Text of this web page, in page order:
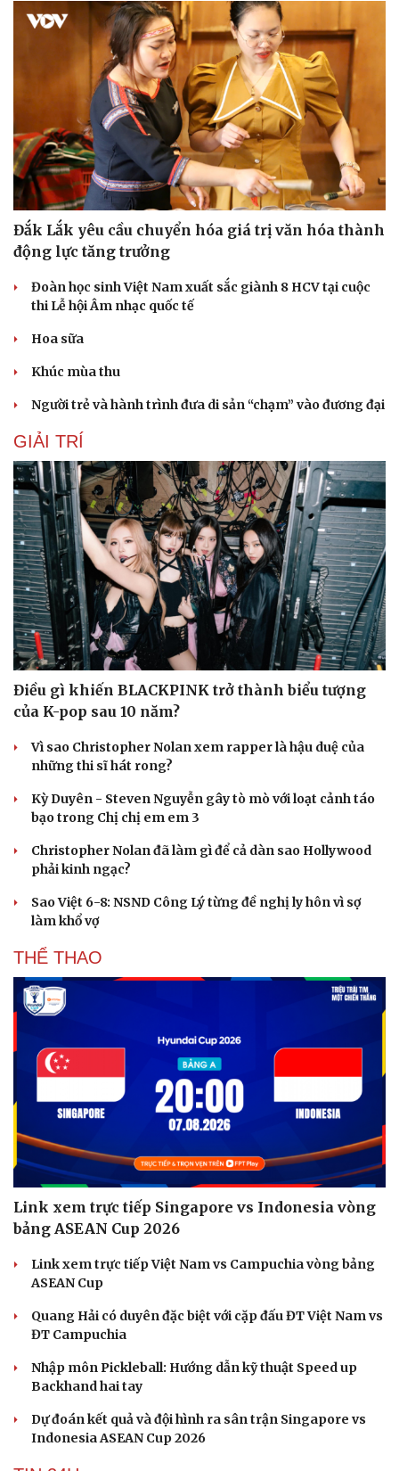
Du lịch
Tư vấn
Săn Tour
check-in
Câu chuyện thời sự
Đọc truyện đêm khuya
Kể chuyện cho bé
Đắk Lắk yêu cầu chuyển hóa giá trị văn hóa thành
động lực tăng trưởng
Đoàn học sinh Việt Nam xuất sắc giành 8 HCV tại cuộc
thi Lễ hội Âm nhạc quốc tế
Hoa sữa
Khúc mùa thu
Người trẻ và hành trình đưa di sản “chạm” vào đương đại
GIẢI TRÍ
Điều gì khiến BLACKPINK trở thành biểu tượng
của K-pop sau 10 năm?
Vì sao Christopher Nolan xem rapper là hậu duệ của
những thi sĩ hát rong?
Kỳ Duyên - Steven Nguyễn gây tò mò với loạt cảnh táo
bạo trong Chị chị em em 3
Christopher Nolan đã làm gì để cả dàn sao Hollywood
phải kinh ngạc?
Sao Việt 6-8: NSND Công Lý từng đề nghị ly hôn vì sợ
làm khổ vợ
THỂ THAO
Link xem trực tiếp Singapore vs Indonesia vòng
bảng ASEAN Cup 2026
Link xem trực tiếp Việt Nam vs Campuchia vòng bảng
ASEAN Cup
Quang Hải có duyên đặc biệt với cặp đấu ĐT Việt Nam vs
ĐT Campuchia
Nhập môn Pickleball: Hướng dẫn kỹ thuật Speed up
Backhand hai tay
Dự đoán kết quả và đội hình ra sân trận Singapore vs
Indonesia ASEAN Cup 2026